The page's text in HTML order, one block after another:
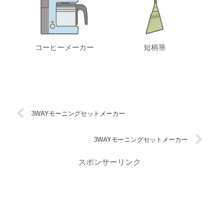
コーヒーメーカー 短柄箒
3WAYモーニングセットメーカー
3WAYモーニングセットメーカー
スポンサーリンク